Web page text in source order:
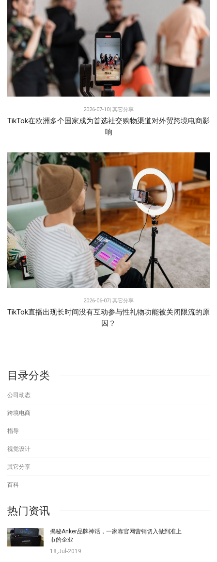
2026-07-10| 其它分享
TikTok在欧洲多个国家成为首选社交购物渠道对外贸跨境电商影
响
2026-06-07| 其它分享
TikTok直播出现长时间没有互动参与性礼物功能被关闭限流的原
因？
目录分类
公司动态
跨境电商
指导
视觉设计
其它分享
百科
热门资讯
揭秘Anker品牌神话，一家靠官网营销切入做到准上
市的企业
18,Jul-2019